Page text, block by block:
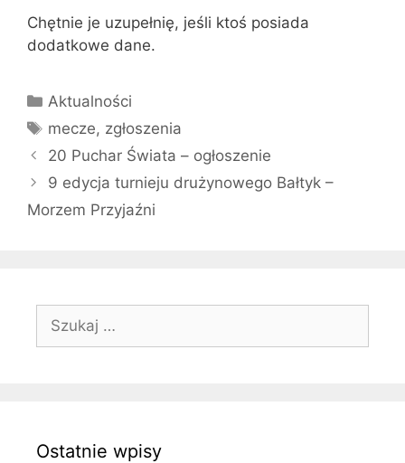
Chętnie je uzupełnię, jeśli ktoś posiada
dodatkowe dane.
Kategorie
Aktualności
Tagi
mecze, zgłoszenia
20 Puchar Świata – ogłoszenie
9 edycja turnieju drużynowego Bałtyk –
Morzem Przyjaźni
Szukaj:
Ostatnie wpisy